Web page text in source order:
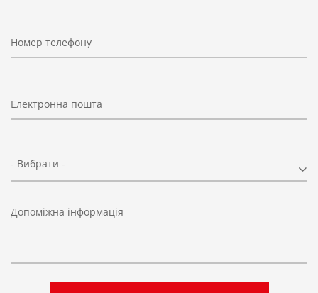
Номер телефону
Електронна пошта
- Вибрати -
Допоміжна інформація